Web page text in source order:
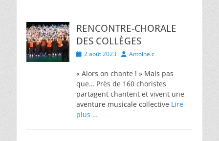
RENCONTRE-CHORALE
DES COLLÈGES
Posted
2 août 2023 Author
Antoine.c
« Alors on chante ! » Mais pas
que… Près de 160 choristes
partagent chantent et vivent une
aventure musicale collective Lire
plus …